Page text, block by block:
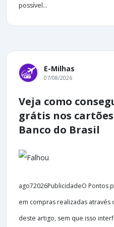
possível...
E-Milhas
07/08/2026
Veja como
grátis nos cartões
Banco do Brasil
ago72026PublicidadeO Pontos
em compras realizadas através
deste artigo, sem que isso